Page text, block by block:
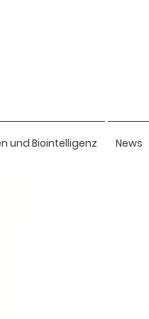
und Biointelligenz News